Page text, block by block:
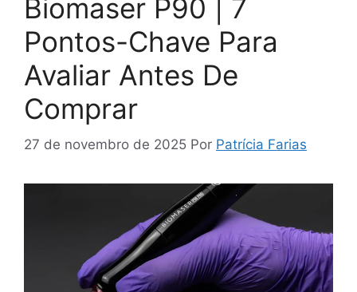
Biomaser P90 | 7
Pontos-Chave Para
Avaliar Antes De
Comprar
27 de novembro de 2025 Por Patrícia Farias